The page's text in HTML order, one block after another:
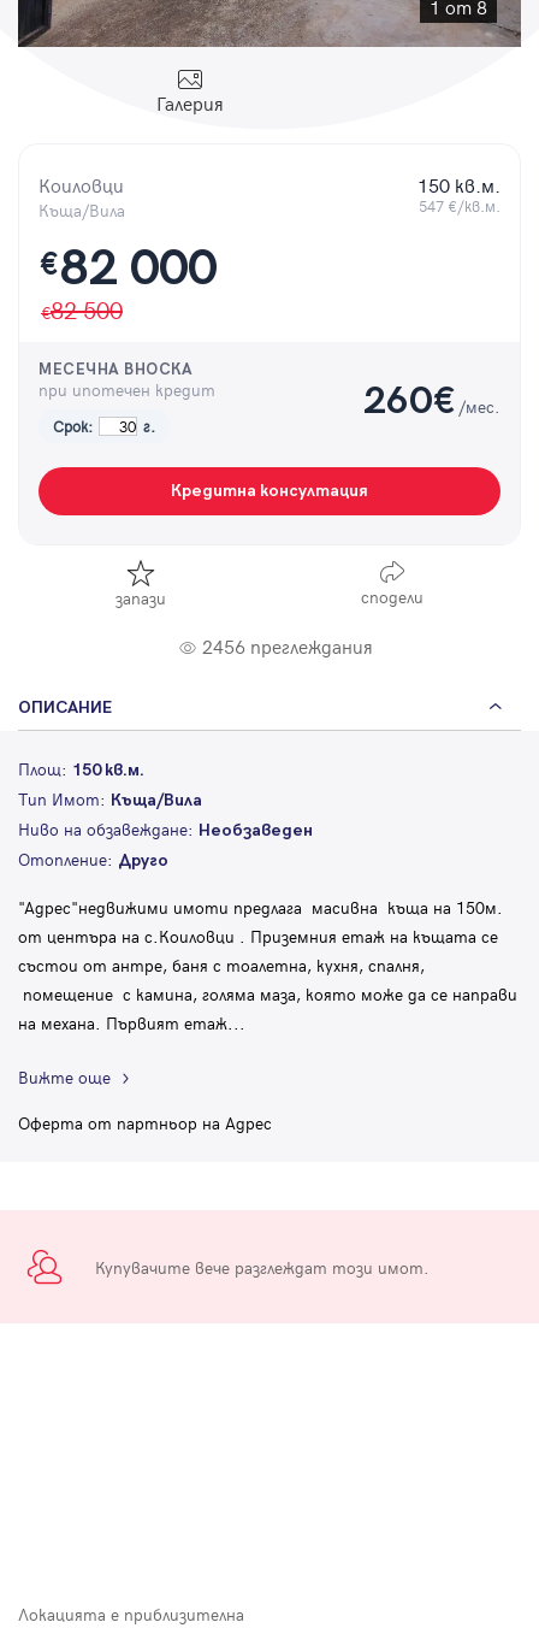
1 от 8
Галерия
Коиловци
Къща/Вила
150 кв.м.
547 €/кв.м.
€82 000
82 500
МЕСЕЧНА ВНОСКА
при ипотечен кредит
Срок: г.
260€ /мес.
Кредитна консултация
запази сподели
2456 преглеждания
ОПИСАНИЕ
Площ: 150 кв.м.
Тип Имот: Къща/Вила
Ниво на обзавеждане: Необзаведен
Отопление: Друго
"Адрес"недвижими имоти предлага масивна къща на 150м.
от центъра на с.Коиловци . Приземния етаж на къщата се
състои от антре, баня с тоалетна, кухня, спалня,
помещение с камина, голяма маза, която може да се направи
на механа. Първият етаж...
Вижте още
Оферта от партньор на Адрес
Купувачите вече разглеждат този имот.
Локацията е приблизителна
Парола